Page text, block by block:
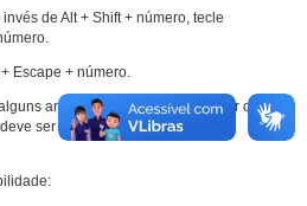
de Alt + Shift + número, tecle
Escape + número.
arquivos que explicam melhor o
ser implementado nos sites da